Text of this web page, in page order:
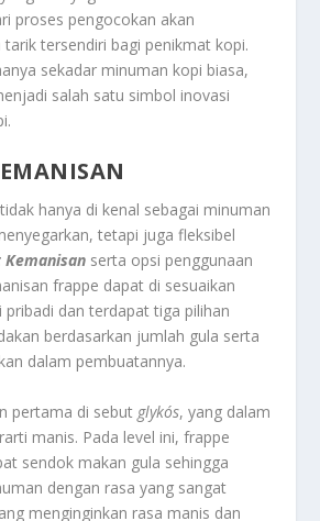
proses pengocokan akan
tersendiri bagi penikmat kopi.
sekadar minuman kopi biasa,
salah satu simbol inovasi
hanya di kenal sebagai minuman
tetapi juga fleksibel
Kemanisan serta opsi penggunaan
frappe dapat di sesuaikan
pribadi dan terdapat tiga pilihan
berdasarkan jumlah gula serta
dalam pembuatannya.
pertama di sebut glykós, yang dalam
manis. Pada level ini, frappe
sendok makan gula sehingga
dengan rasa yang sangat
menginginkan rasa manis dan